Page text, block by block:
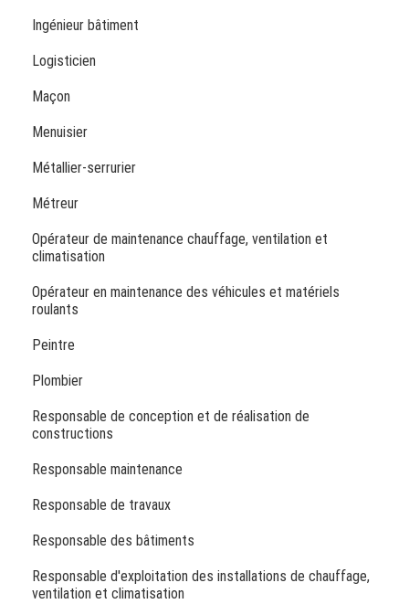
Ingénieur bâtiment
Logisticien
Maçon
Menuisier
Métallier-serrurier
Métreur
Opérateur de maintenance chauffage, ventilation et
climatisation
Opérateur en maintenance des véhicules et matériels
roulants
Peintre
Plombier
Responsable de conception et de réalisation de
constructions
Responsable maintenance
Responsable de travaux
Responsable des bâtiments
Responsable d'exploitation des installations de chauffage,
ventilation et climatisation